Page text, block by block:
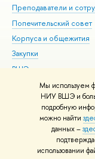
Мы используем
НИУ ВШЭ и
подробную
можно найти
данных –
использовании
Преподаватели и
Попечительский совет
Корпуса и общежития
Закупки
ВШЭ для студентов с
здоровья и
Версия для
Единая платежная
© НИУ ВШЭ 1993–2026